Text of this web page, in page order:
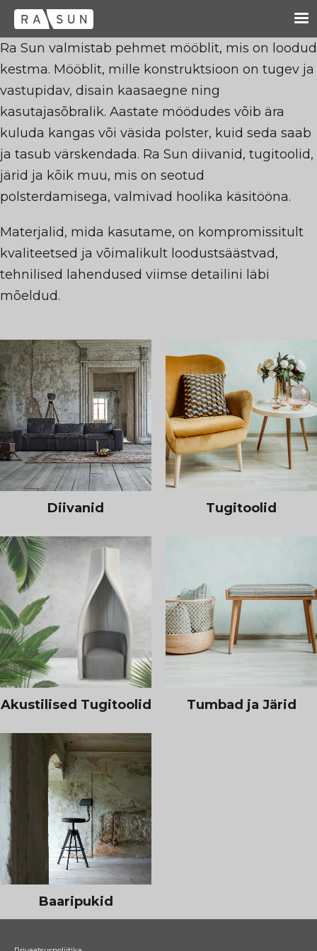
Ra Sun valmistab pehmet mööblit, mis on loodud
kestma. Mööblit, mille konstruktsioon on tugev ja
vastupidav, disain kaasaegne ning
kasutajasõbralik. Aastate möödudes võib ära
kuluda kangas või väsida polster, kuid seda saab
ja tasub värskendada. Ra Sun diivanid, tugitoolid,
järid ja kõik muu, mis on seotud
polsterdamisega, valmivad hoolika käsitööna.
Materjalid, mida kasutame, on kompromissitult
kvaliteetsed ja võimalikult loodustsäästvad,
tehnilised lahendused viimse detailini läbi
mõeldud.
Diivanid Tugitoolid
Akustilised Tugitoolid Tumbad ja Järid
Baaripukid